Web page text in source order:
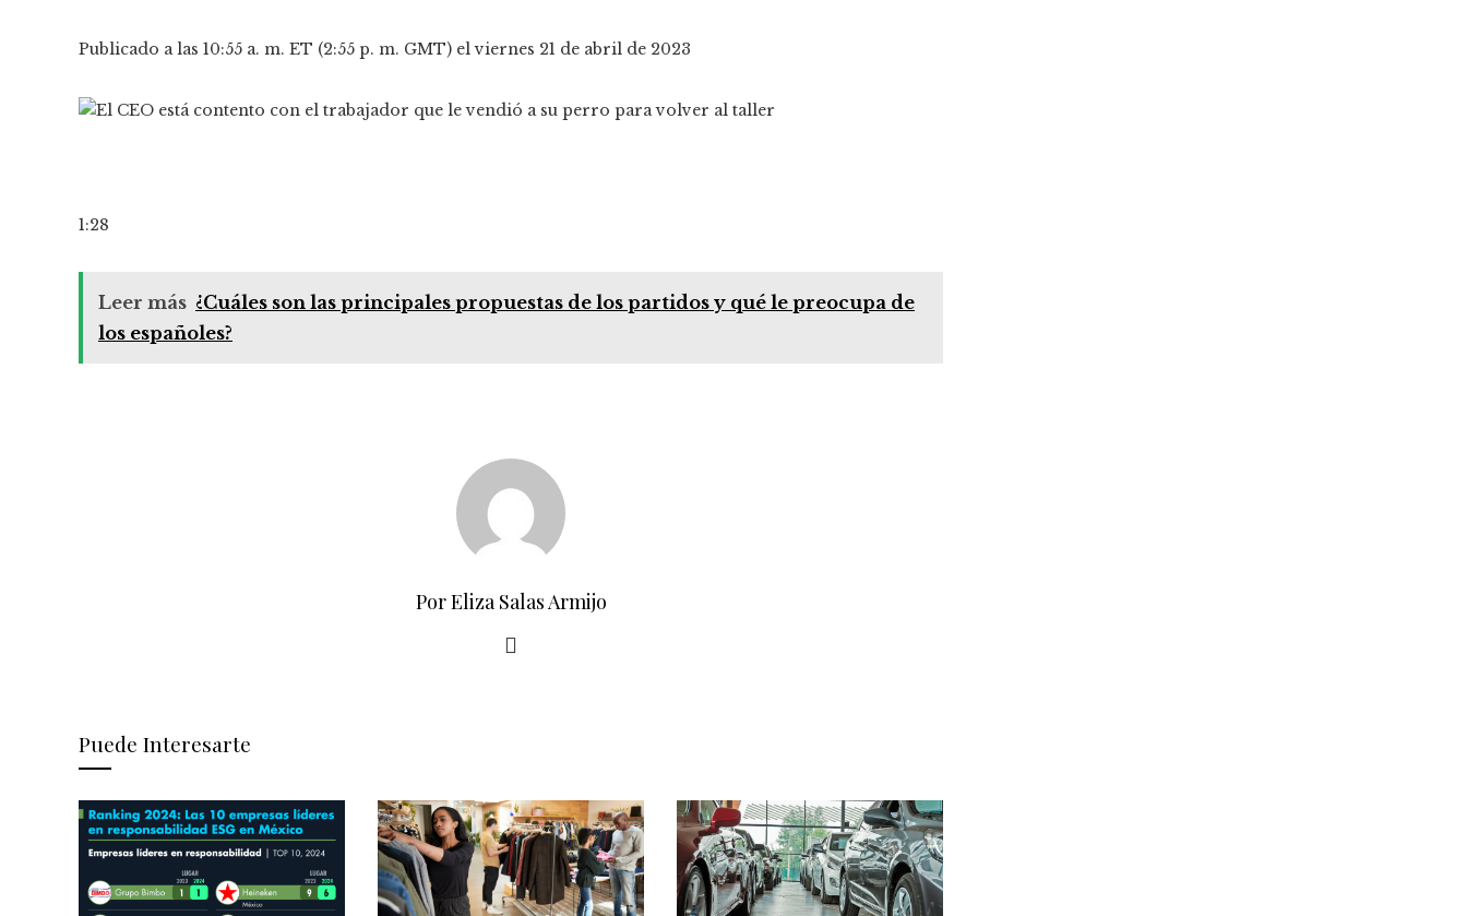
Publicado a las 10:55 a. m. ET (2:55 p. m. GMT) el viernes 21 de abril de 2023
1:28
Leer más ¿Cuáles son las principales propuestas de los partidos y qué le preocupa de
los españoles?
Por Eliza Salas Armijo
Puede Interesarte